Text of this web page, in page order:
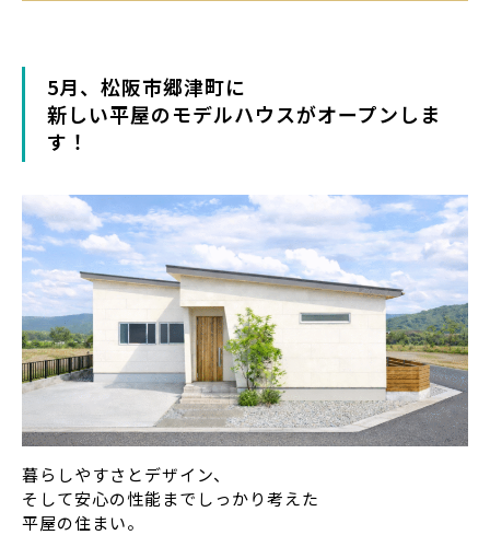
5月、松阪市郷津町に
新しい平屋のモデルハウスがオープンしま
す！
暮らしやすさとデザイン、
そして安心の性能までしっかり考えた
平屋の住まい。